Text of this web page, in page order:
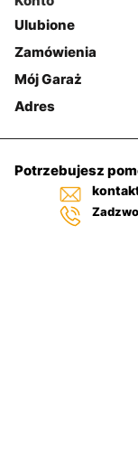
Ulubione
Zamówienia
Mój Garaż
Adres
Potrzebujesz